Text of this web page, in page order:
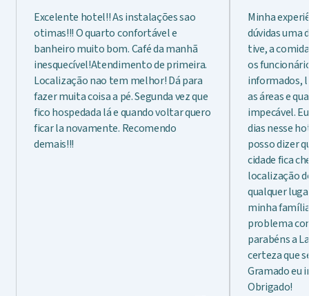
Excelente hotel!! As instalações sao
otimas!!! O quarto confortável e
banheiro muito bom. Café da manhã
inesquecível!Atendimento de primeira.
Localização nao tem melhor! Dá para
fazer muita coisa a pé. Segunda vez que
fico hospedada lá e quando voltar quero
ficar la novamente. Recomendo
demais!!!
Minha
dúvidas uma
tive, a
os
informados,
as áreas e
impecável.
dias nesse
posso dizer
cidade fica
localização
qualquer
minha
problema
parabéns a
certeza que
Gramado eu
Obrigado!